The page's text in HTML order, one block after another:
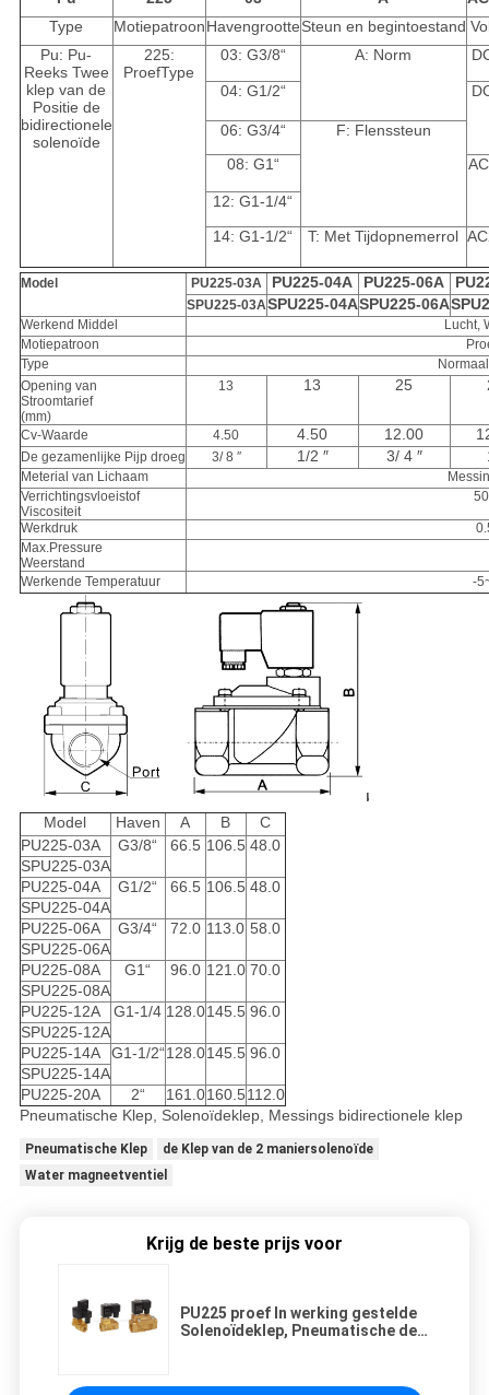
Type
MotiepatroonHavengrootteSteun en begintoestand
Pu: Pu-
Reeks Twee
klep van de
Positie de
bidirectionele
solenoïde
225:
ProefType
03: G3/8“ A: Norm
04: G1/2“
06: G3/4“
F: Flenssteun
08: G1“
12: G1-1/4“
14: G1-1/2“
T: Met Tijdopnemerrol
Model PU225-03A PU225-04A PU225-06A
SPU225-03ASPU225-04ASPU225-06A
Werkend Middel
Lucht,
Motiepatroon
Type
Opening van
Stroomtarief
(mm)
13 13 25
Cv-Waarde 4.50 4.50 12.00
De gezamenlijke Pijp droeg 3/ 8 ″ 1/2 ″ 3/ 4 ″
Meterial van Lichaam
Verrichtingsvloeistof
Viscositeit
Werkdruk
Max.Pressure
Weerstand
Werkende Temperatuur -
Model Haven A B
C
PU225-03A
G3/8“ 66.5 106.5 48.0
SPU225-03A
PU225-04A
G1/2“ 66.5 106.5 48.0
SPU225-04A
PU225-06A
G3/4“ 72.0 113.0 58.0
SPU225-06A
PU225-08A
G1“ 96.0 121.0 70.0
SPU225-08A
PU225-12A
G1-1/4 128.0145.5 96.0
SPU225-12A
PU225-14A
G1-1/2“128.0145.5 96.0
SPU225-14A
PU225-20A
2“ 161.0160.5112.0
Pneumatische Klep, Solenoïdeklep, Messings bidirectionele klep
Pneumatische Klep
de Klep van de 2 maniersolenoïde
Water magneetventiel
Krijg de beste prijs voor
PU225 proef In werking gestelde
Solenoïdeklep, Pneumatische de